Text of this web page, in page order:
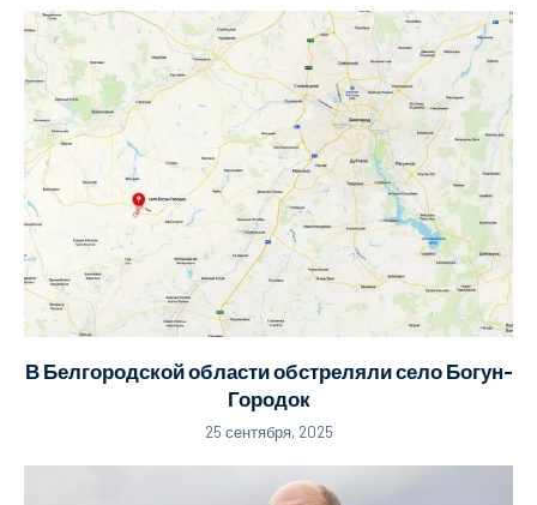
В Белгородской области обстреляли село Богун-
Городок
25 сентября, 2025